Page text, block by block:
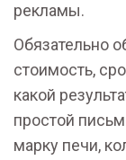
рекламы.
Обязательно
стоимость,
какой
простой
марку печи,